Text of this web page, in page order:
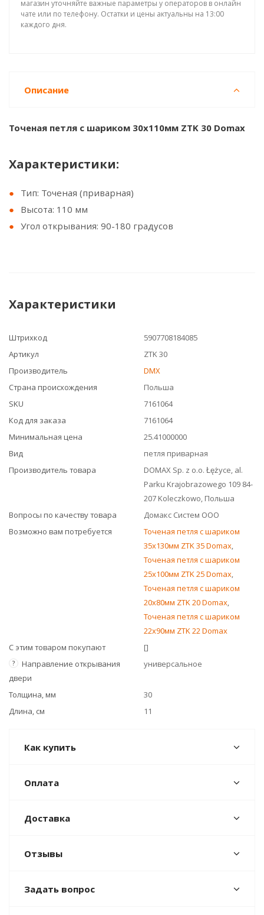
магазин уточняйте важные параметры у операторов в онлайн
чате или по телефону. Остатки и цены актуальны на 13:00
каждого дня.
Описание
Точеная петля с шариком 30x110мм ZTK 30 Domax
Характеристики:
Тип: Точеная (приварная)
Высота: 110 мм
Угол открывания: 90-180 градусов
Характеристики
Штрихкод
5907708184085
Артикул
ZTK 30
Производитель
DMX
Страна происхождения
Польша
SKU
7161064
Код для заказа
7161064
Минимальная цена
25.41000000
Вид
петля приварная
Производитель товара
DOMAX Sp. z o.o. Łężyce, al.
Parku Krajobrazowego 109 84-
207 Koleczkowo, Польша
Вопросы по качеству товара
Домакс Систем ООО
Возможно вам потребуется
Точеная петля с шариком
35x130мм ZTK 35 Domax,
Точеная петля с шариком
25x100мм ZTK 25 Domax,
Точеная петля с шариком
20x80мм ZTK 20 Domax,
Точеная петля с шариком
22x90мм ZTK 22 Domax
С этим товаром покупают
[]
?
Направление открывания
двери
универсальное
Толщина, мм
30
Длина, см
11
Как купить
Оплата
Доставка
Отзывы
Задать вопрос